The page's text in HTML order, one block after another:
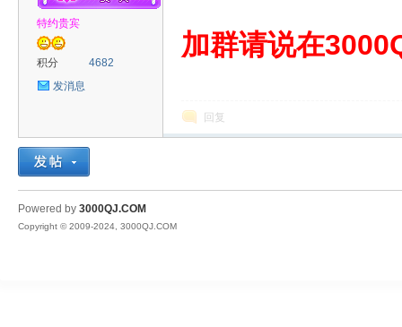
QJ
特约贵宾
积分
4682
发消息
加群请说在
回复
Powered by 3000QJ.COM
Copyright © 2009-2024, 3000QJ.COM